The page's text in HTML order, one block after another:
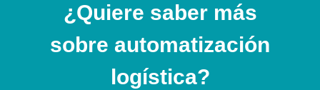
¿Quiere saber más
sobre automatización
logística?